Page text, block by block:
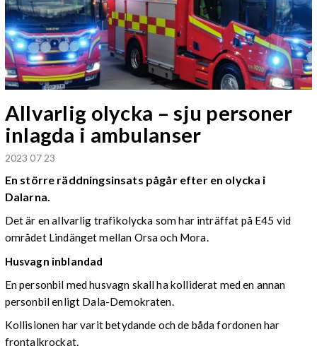
Allvarlig olycka – sju personer
inlagda i ambulanser
2023 07 23
En större räddningsinsats pågår efter en olycka i
Dalarna.
Det är en allvarlig trafikolycka som har inträffat på E45 vid
området Lindänget mellan Orsa och Mora.
Husvagn inblandad
En personbil med husvagn skall ha kolliderat med en annan
personbil enligt Dala-Demokraten.
Kollisionen har varit betydande och de båda fordonen har
frontalkrockat.